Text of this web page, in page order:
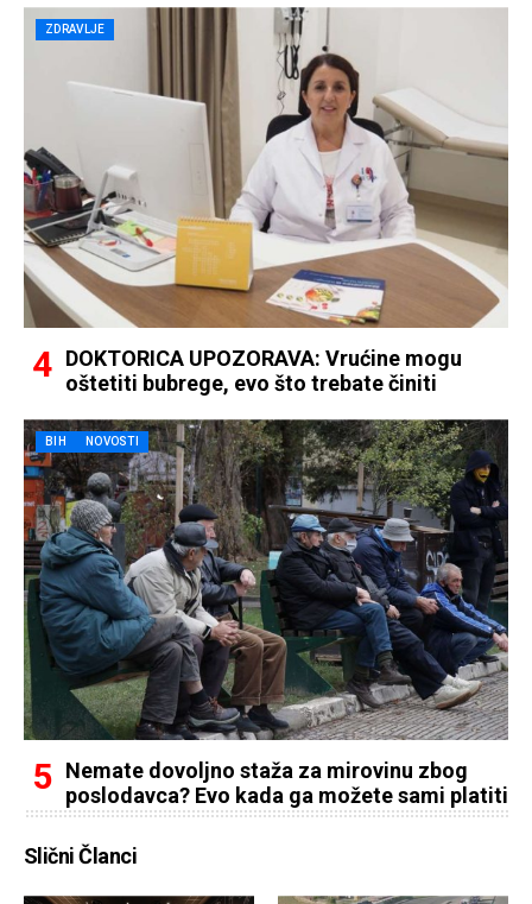
ZDRAVLJE
DOKTORICA UPOZORAVA: Vrućine mogu
oštetiti bubrege, evo što trebate činiti
BIH NOVOSTI
Nemate dovoljno staža za mirovinu zbog
poslodavca? Evo kada ga možete sami platiti
Slični Članci